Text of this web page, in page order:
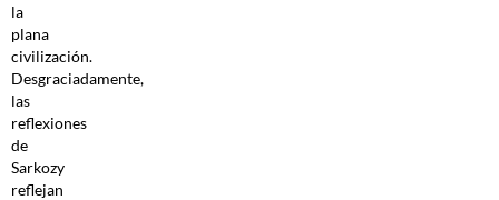
la
plana
civilización.
Desgraciadamente,
las
reflexiones
de
Sarkozy
reflejan